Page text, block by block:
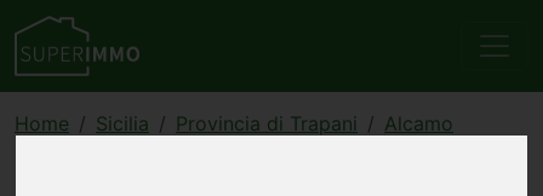
Home Sicilia Provincia di Trapani
Alcamo